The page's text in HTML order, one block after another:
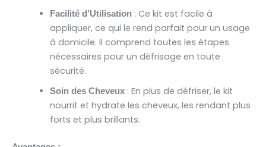
Facilité d’Utilisation: Ce kit est facile à
appliquer, ce qui le rend parfait pour un usage
à domicile. Il comprend toutes les étapes
nécessaires pour un défrisage en toute
sécurité.
Soin des Cheveux: En plus de défriser, le kit
nourrit et hydrate les cheveux, les rendant plus
forts et plus brillants.